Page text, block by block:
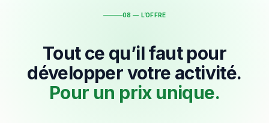
08 — L’OFFRE
Tout ce qu’il faut pour
développer votre activité.
Pour un prix unique.